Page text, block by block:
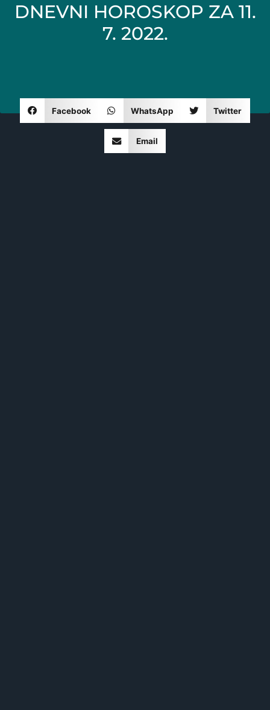
DNEVNI HOROSKOP ZA 11.
7. 2022.
Facebook WhatsApp Twitter
Email